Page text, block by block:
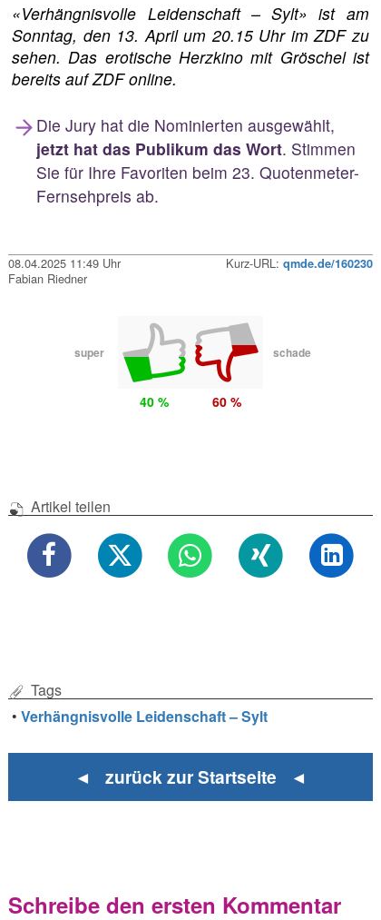
«Verhängnisvolle Leidenschaft – Sylt» ist am
Sonntag, den 13. April um 20.15 Uhr im ZDF zu
sehen. Das erotische Herzkino mit Gröschel ist
bereits auf ZDF online.
Die Jury hat die Nominierten ausgewählt,
jetzt hat das Publikum das Wort. Stimmen
Sie für Ihre Favoriten beim 23. Quotenmeter-
Fernsehpreis ab.
08.04.2025 11:49 Uhr Kurz-URL: qmde.de/160230
Fabian Riedner
super schade
40 % 60 %
Artikel teilen
Tags
•Verhängnisvolle Leidenschaft – Sylt
◄ zurück zur Startseite ◄
Schreibe den ersten Kommentar